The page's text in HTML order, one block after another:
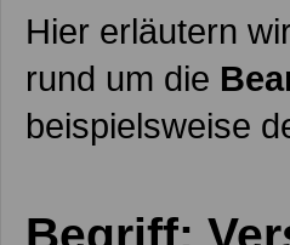
Hier erläutern
rund um die
beispielsweise